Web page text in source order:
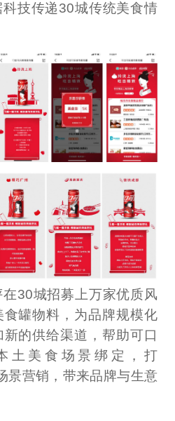
技传递30城传统美食情
30城招募上万家优质风
罐物料，为品牌规模化
的供给渠道，帮助可口
土美食场景绑定，打
景营销，带来品牌与生意